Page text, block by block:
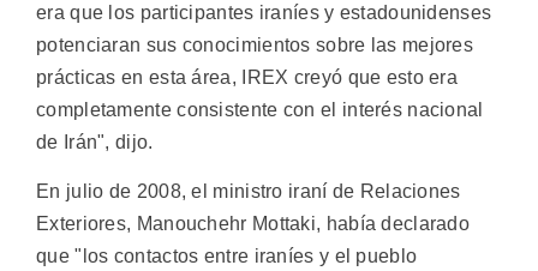
era que los participantes iraníes y estadounidenses
potenciaran sus conocimientos sobre las mejores
prácticas en esta área, IREX creyó que esto era
completamente consistente con el interés nacional
de Irán", dijo.
En julio de 2008, el ministro iraní de Relaciones
Exteriores, Manouchehr Mottaki, había declarado
que "los contactos entre iraníes y el pueblo